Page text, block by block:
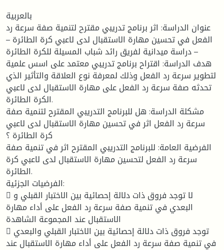
بالعربية
عنوان الدراسة: اثر برنامج تدريبي مقترح لتنمية صفة سرعة رد
الفعل في تحسين مهارة الاستقبال لدى لاعبي كرة الطائرة –
دراسة ميدانية لفريق رائد شباب المسيلة للكرة الطائرة –
هدف الدراسة: اقتراح برنامج تدريبي معتمد على اسس علمية
لتطوير سرعة رد الفعل وذلك لمعرفة نوع العلاقة والتأثير الذي
تحدثه صفة سرعة رد الفعل على مهارة الاستقبال لدى لاعبي
الكرة الطائرة.
مشكلة الدراسة: هل للبرنامج التدريبي المقترح لتنمية صفة
سرعة رد الفعل اثر في تحسين مهارة الاستقبال لدى لاعبي
كرة الطائرة ؟
الفرضية العامة: للبرنامج التدريبي المقترح اثر في تنمية صفة
سرعة رد الفعل لتحسين مهارة الاستقبال لدى لاعبي كرة
الطائرة.
الفرضيات الجزئية:
 لا توجد فروق ذات دلالة إحصائية بين الاختبار القبلي و
البعدي في تنمية صفة سرعة رد الفعل على أداء مهارة
الاستقبال عند المجموعة الشاهدة
 توجد فروق ذات دلالة إحصائية بين الاختبار القبلي والبعدي
في تنمية صفة سرعة رد الفعل على أداء مهارة الاستقبال عند